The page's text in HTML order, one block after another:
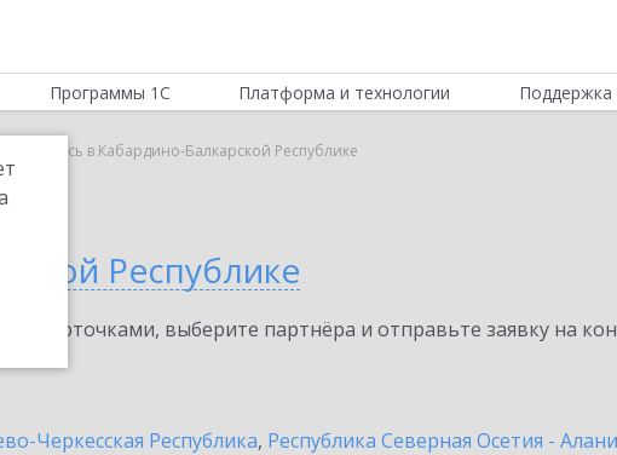
Программы 1С Платформа и технологии Поддержка
1С:Подпись в Кабардино-Балкарской Республике
Республике
карточками, выберите партнёра и отправьте заявку на
Черкесская Республика, Республика Северная Осетия -